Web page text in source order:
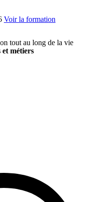
Voir la formation
tout au long de la vie
métiers